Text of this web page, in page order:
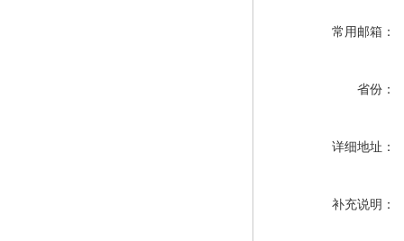
常用邮箱：
省份：
详细地址：
补充说明：